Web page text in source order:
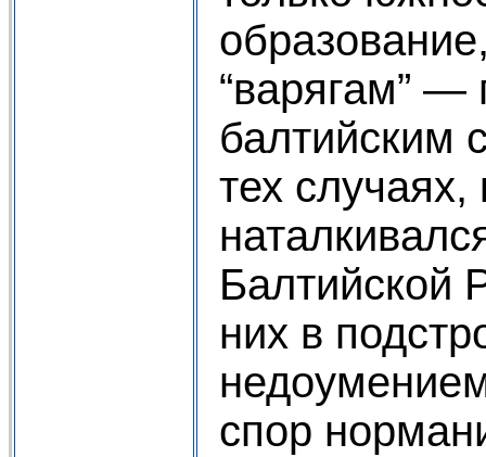
“варягам” —
балтийским
тех случаях,
Балтийской
них в
спор